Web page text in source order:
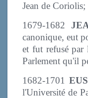
Jean de
1679-1682
canonique, eut
et fut refusé par
Parlement qu'il
1682-1701
l'Université de